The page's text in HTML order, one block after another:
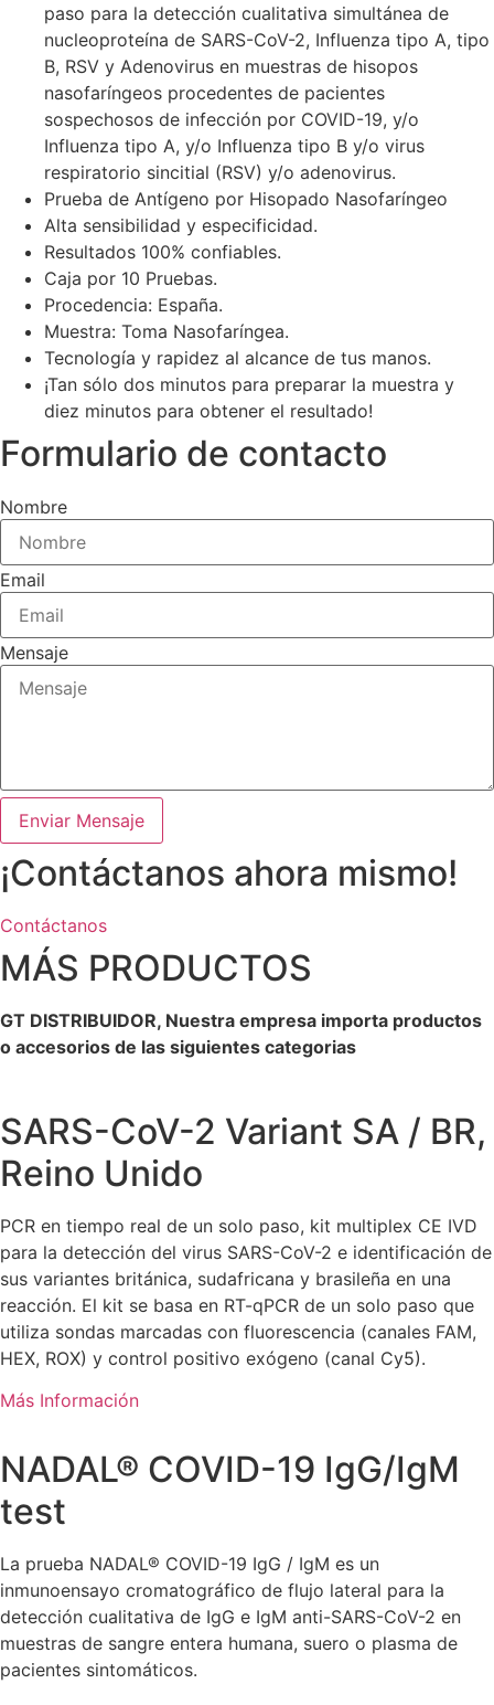
paso para la detección cualitativa simultánea de
nucleoproteína de SARS-CoV-2, Influenza tipo A, tipo
B, RSV y Adenovirus en muestras de hisopos
nasofaríngeos procedentes de pacientes
sospechosos de infección por COVID-19, y/o
Influenza tipo A, y/o Influenza tipo B y/o virus
respiratorio sincitial (RSV) y/o adenovirus.
Prueba de Antígeno por Hisopado Nasofaríngeo
Alta sensibilidad y especificidad.
Resultados 100% confiables.
Caja por 10 Pruebas.
Procedencia: España.
Muestra: Toma Nasofaríngea.
Tecnología y rapidez al alcance de tus manos.
¡Tan sólo dos minutos para preparar la muestra y
diez minutos para obtener el resultado!
Formulario de contacto
Nombre
Email
Mensaje
Enviar Mensaje
¡Contáctanos ahora mismo!
Contáctanos
MÁS PRODUCTOS
GT DISTRIBUIDOR, Nuestra empresa importa productos
o accesorios de las siguientes categorias
SARS-CoV-2 Variant SA / BR,
Reino Unido
PCR en tiempo real de un solo paso, kit multiplex CE IVD
para la detección del virus SARS-CoV-2 e identificación de
sus variantes británica, sudafricana y brasileña en una
reacción. El kit se basa en RT-qPCR de un solo paso que
utiliza sondas marcadas con fluorescencia (canales FAM,
HEX, ROX) y control positivo exógeno (canal Cy5).
Más Información
NADAL® COVID-19 IgG/IgM
test
La prueba NADAL® COVID-19 IgG / IgM es un
inmunoensayo cromatográfico de flujo lateral para la
detección cualitativa de IgG e IgM anti-SARS-CoV-2 en
muestras de sangre entera humana, suero o plasma de
pacientes sintomáticos.